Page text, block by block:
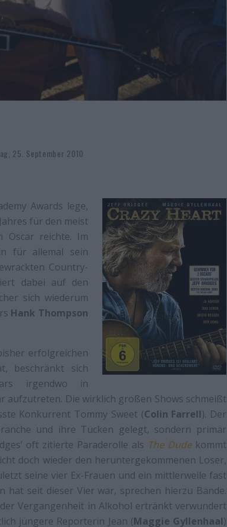
25. September 2010
Awards lege,
für den meist
Oscar reichte. Im
für allemal sein
Country-
dabei auf den
sich wiederum
Hank Thompson
erfolgreichen
beschränkt sich
irgendwo in
aufzutreten. Die wirklich großen Shows schmeißt
Konkurrent Tommy Sweet (Colin Farrell). Der
und ihre Tücken gelegt, sondern primär
oft zitierte Paraderolle als The Dudekommt
doch wieder den heruntergekommenen Loser,
seine vier Ex-Frauen und ein mittlerweile fast
seit dieser Vier war, sprechen hierzu Bände.
Vergangenheit in Alkohol ertränkt verwundert
jüngere Reporterin Jean (Maggie Gyllenhaal)